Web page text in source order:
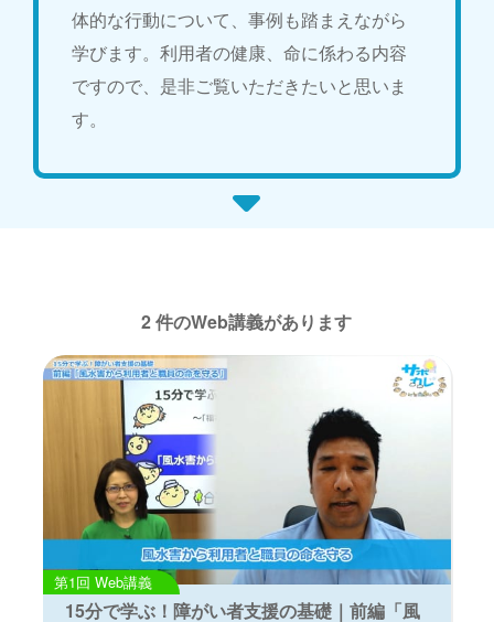
体的な行動について、事例も踏まえながら
学びます。利用者の健康、命に係わる内容
ですので、是非ご覧いただきたいと思いま
す。
2 件のWeb講義があります
Web講義
15分で学ぶ！障がい者支援の基礎｜前編「風